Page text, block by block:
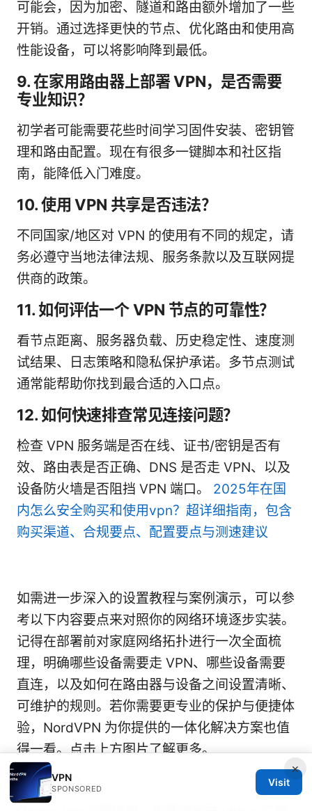
可能会，因为加密、隧道和路由额外增加了一些
开销。通过选择更快的节点、优化路由和使用高
性能设备，可以将影响降到最低。
9. 在家用路由器上部署 VPN，是否需要
专业知识？
初学者可能需要花些时间学习固件安装、密钥管
理和路由配置。现在有很多一键脚本和社区指
南，能降低入门难度。
10. 使用 VPN 共享是否违法？
不同国家/地区对 VPN 的使用有不同的规定，请
务必遵守当地法律法规、服务条款以及互联网提
供商的政策。
11. 如何评估一个 VPN 节点的可靠性？
看节点距离、服务器负载、历史稳定性、速度测
试结果、日志策略和隐私保护承诺。多节点测试
通常能帮助你找到最合适的入口点。
12. 如何快速排查常见连接问题？
检查 VPN 服务端是否在线、证书/密钥是否有
效、路由表是否正确、DNS 是否走 VPN、以及
设备防火墙是否阻挡 VPN 端口。 2025年在国
内怎么安全购买和使用vpn？超详细指南，包含
购买渠道、合规要点、配置要点与测速建议
如需进一步深入的设置教程与案例演示，可以参
考以下内容要点来对照你的网络环境逐步实装。
记得在部署前对家庭网络拓扑进行一次全面梳
理，明确哪些设备需要走 VPN、哪些设备需要
直连，以及如何在路由器与设备之间设置清晰、
可维护的规则。若你需要更专业的保护与便捷体
验，NordVPN 为你提供的一体化解决方案也值
得一看。点击上方图片了解更多。
Sources:
×
VPN
SPONSORED
Visit